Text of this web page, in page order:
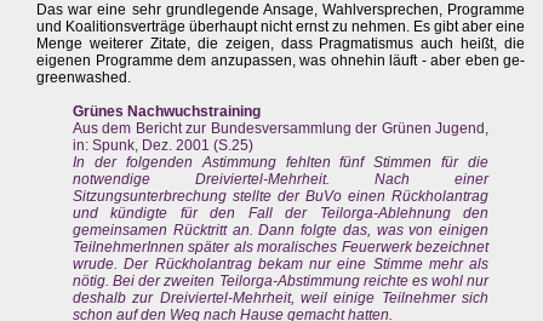
Das war eine sehr grundlegende Ansage, Wahlversprechen, Programme
und Koalitionsverträge überhaupt nicht ernst zu nehmen. Es gibt aber eine
Menge weiterer Zitate, die zeigen, dass Pragmatismus auch heißt, die
eigenen Programme dem anzupassen, was ohnehin läuft - aber eben ge-
greenwashed.
Grünes Nachwuchstraining
Aus dem Bericht zur Bundesversammlung der Grünen Jugend,
in: Spunk, Dez. 2001 (S.25)
In der folgenden Astimmung fehlten fünf Stimmen für die
notwendige Dreiviertel-Mehrheit. Nach einer
Sitzungsunterbrechung stellte der BuVo einen Rückholantrag
und kündigte für den Fall der Teilorga-Ablehnung den
gemeinsamen Rücktritt an. Dann folgte das, was von einigen
TeilnehmerInnen später als moralisches Feuerwerk bezeichnet
wrude. Der Rückholantrag bekam nur eine Stimme mehr als
nötig. Bei der zweiten Teilorga-Abstimmung reichte es wohl nur
deshalb zur Dreiviertel-Mehrheit, weil einige Teilnehmer sich
schon auf den Weg nach Hause gemacht hatten.